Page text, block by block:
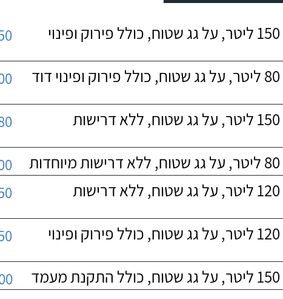
התקנת דוד שמש, 150 ליטר, על גג שטוח, כולל פירוק ופינוי
התקנת דוד שמש, 80 ליטר, על גג שטוח, כולל פירוק ופינוי דוד
התקנת דוד שמש, 150 ליטר, על גג שטוח, ללא דרישות
התקנת דוד שמש, 120 ליטר, על גג שטוח, ללא דרישות
התקנת דוד שמש, 120 ליטר, על גג שטוח, כולל פירוק ופינוי